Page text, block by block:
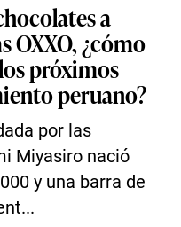
a
OXXO, ¿cómo
próximos
peruano?
por las
Miyasiro nació
y una barra de